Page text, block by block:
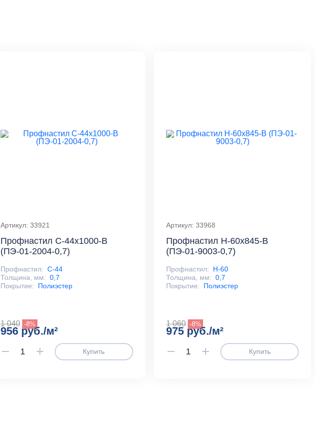
Артикул: 33921
Профнастил С-44x1000-B
(ПЭ-01-2004-0,7)
Профнастил: С-44
Толщина, мм: 0,7
Покрытие:
Полиэстер
1 040 -8%
956 руб./м²
Купить
Артикул: 33968
Профнастил Н-60x845-B
(ПЭ-01-9003-0,7)
Профнастил:
Н-60
Толщина, мм: 0,7
Покрытие:
Полиэстер
1 060 -8%
975 руб./м²
Купить